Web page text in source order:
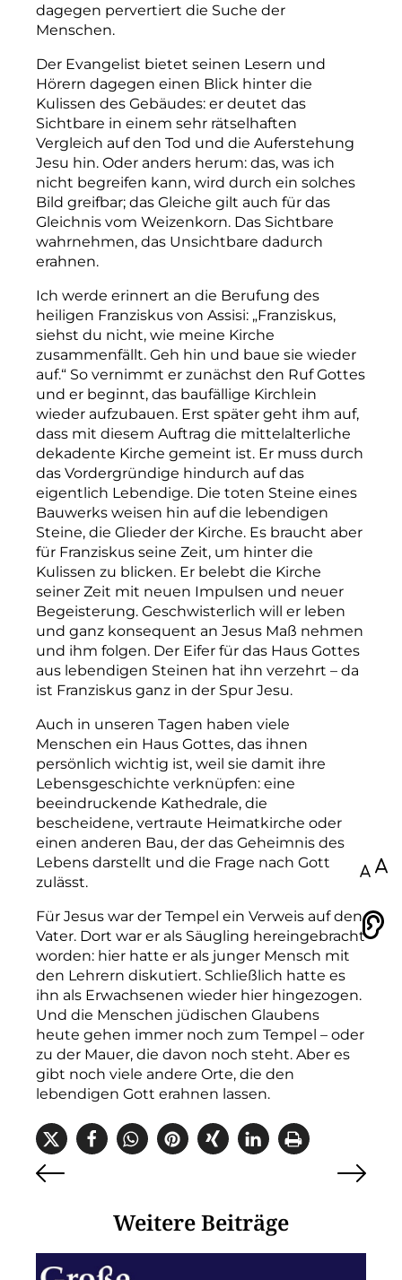
dagegen pervertiert die Suche der
Menschen.
Der Evangelist bietet seinen Lesern und
Hörern dagegen einen Blick hinter die
Kulissen des Gebäudes: er deutet das
Sichtbare in einem sehr rätselhaften
Vergleich auf den Tod und die Auferstehung
Jesu hin. Oder anders herum: das, was ich
nicht begreifen kann, wird durch ein solches
Bild greifbar; das Gleiche gilt auch für das
Gleichnis vom Weizenkorn. Das Sichtbare
wahrnehmen, das Unsichtbare dadurch
erahnen.
Ich werde erinnert an die Berufung des
heiligen Franziskus von Assisi: „Franziskus,
siehst du nicht, wie meine Kirche
zusammenfällt. Geh hin und baue sie wieder
auf.“ So vernimmt er zunächst den Ruf Gottes
und er beginnt, das baufällige Kirchlein
wieder aufzubauen. Erst später geht ihm auf,
dass mit diesem Auftrag die mittelalterliche
dekadente Kirche gemeint ist. Er muss durch
das Vordergründige hindurch auf das
eigentlich Lebendige. Die toten Steine eines
Bauwerks weisen hin auf die lebendigen
Steine, die Glieder der Kirche. Es braucht aber
für Franziskus seine Zeit, um hinter die
Kulissen zu blicken. Er belebt die Kirche
seiner Zeit mit neuen Impulsen und neuer
Begeisterung. Geschwisterlich will er leben
und ganz konsequent an Jesus Maß nehmen
und ihm folgen. Der Eifer für das Haus Gottes
aus lebendigen Steinen hat ihn verzehrt – da
ist Franziskus ganz in der Spur Jesu.
Auch in unseren Tagen haben viele
Menschen ein Haus Gottes, das ihnen
persönlich wichtig ist, weil sie damit ihre
Lebensgeschichte verknüpfen: eine
beeindruckende Kathe­drale, die
bescheidene, vertraute Heimatkirche oder
einen anderen Bau, der das Geheimnis des
Lebens darstellt und die Frage nach Gott
zulässt.
Für Jesus war der Tempel ein Verweis auf den
Vater. Dort war er als Säugling hereingebracht
worden: hier hatte er als junger Mensch mit
den Lehrern diskutiert. Schließlich hatte es
ihn als Erwachsenen wieder hier hingezogen.
Und die Menschen jüdischen Glaubens
heute gehen immer noch zum Tempel – oder
zu der Mauer, die davon noch steht. Aber es
gibt noch viele andere Orte, die den
lebendigen Gott erahnen lassen.
Weitere Beiträge
100
Vorlesen